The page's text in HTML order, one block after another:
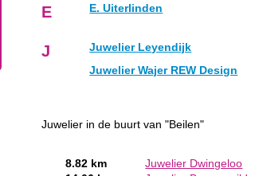
E E. Uiterlinden
J
Juwelier Leyendijk
Juwelier Wajer REW Design
Juwelier in de buurt van "Beilen"
8.82 km
Juwelier Dwingeloo